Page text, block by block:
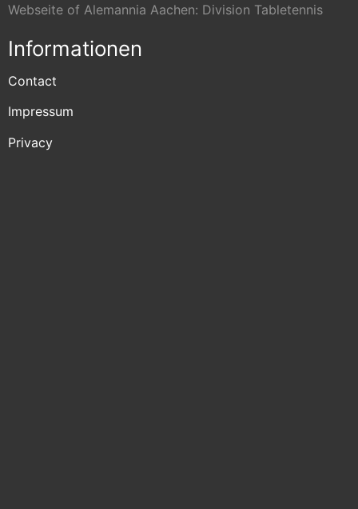
Webseite of Alemannia Aachen: Division Tabletennis
Informationen
Contact
Impressum
Privacy